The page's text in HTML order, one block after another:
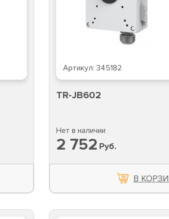
Артикул: 345182
TR-JB602
Нет в наличии
2 752 Руб.
В